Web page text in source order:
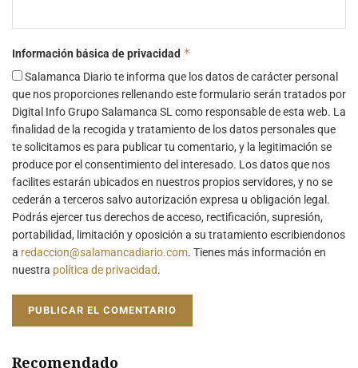
Información básica de privacidad *
Salamanca Diario te informa que los datos de carácter personal
que nos proporciones rellenando este formulario serán tratados por
Digital Info Grupo Salamanca SL como responsable de esta web. La
finalidad de la recogida y tratamiento de los datos personales que
te solicitamos es para publicar tu comentario, y la legitimación se
produce por el consentimiento del interesado. Los datos que nos
facilites estarán ubicados en nuestros propios servidores, y no se
cederán a terceros salvo autorización expresa u obligación legal.
Podrás ejercer tus derechos de acceso, rectificación, supresión,
portabilidad, limitación y oposición a su tratamiento escribiendonos
a redaccion@salamancadiario.com. Tienes más información en
nuestra política de privacidad.
Recomendado